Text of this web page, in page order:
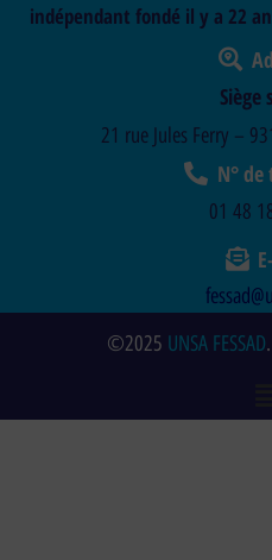
indépendant fondé il y a 22
Siège
21 rue Jules Ferry –
N°
01 48
©2025 UNSA FESSAD